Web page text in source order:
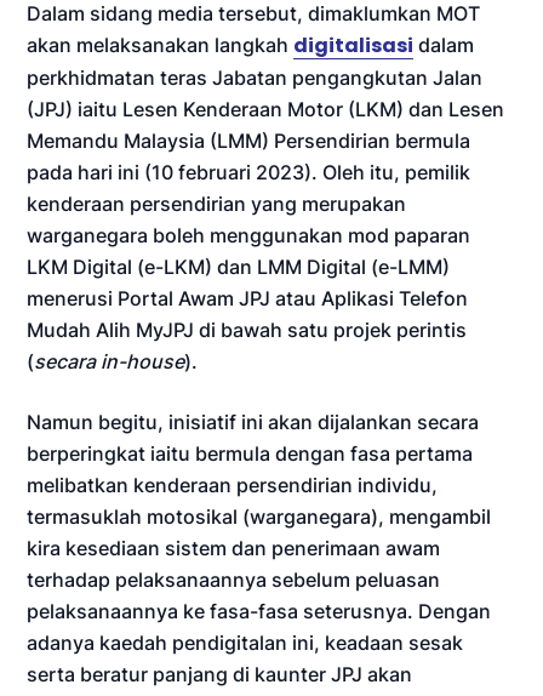
Dalam sidang media tersebut, dimaklumkan MOT
akan melaksanakan langkah digitalisasi dalam
perkhidmatan teras Jabatan pengangkutan Jalan
(JPJ) iaitu Lesen Kenderaan Motor (LKM) dan Lesen
Memandu Malaysia (LMM) Persendirian bermula
pada hari ini (10 februari 2023). Oleh itu, pemilik
kenderaan persendirian yang merupakan
warganegara boleh menggunakan mod paparan
LKM Digital (e-LKM) dan LMM Digital (e-LMM)
menerusi Portal Awam JPJ atau Aplikasi Telefon
Mudah Alih MyJPJ di bawah satu projek perintis
(secara in-house).
Namun begitu, inisiatif ini akan dijalankan secara
berperingkat iaitu bermula dengan fasa pertama
melibatkan kenderaan persendirian individu,
termasuklah motosikal (warganegara), mengambil
kira kesediaan sistem dan penerimaan awam
terhadap pelaksanaannya sebelum peluasan
pelaksanaannya ke fasa-fasa seterusnya. Dengan
adanya kaedah pendigitalan ini, keadaan sesak
serta beratur panjang di kaunter JPJ akan